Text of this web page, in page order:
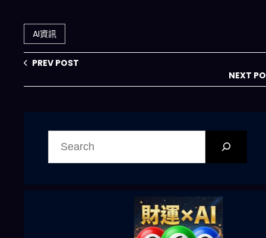
倍？
AI資訊
PREV POST
NEXT